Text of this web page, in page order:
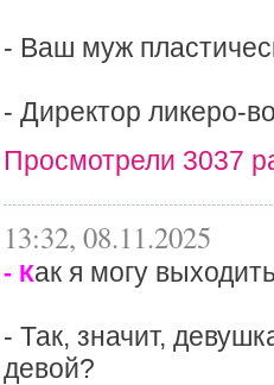
- Ваш муж
- Директор ликеро-
Просмотрели 3037
13:32, 08.11.2025
- Как я могу
- Так, значит,
девой?